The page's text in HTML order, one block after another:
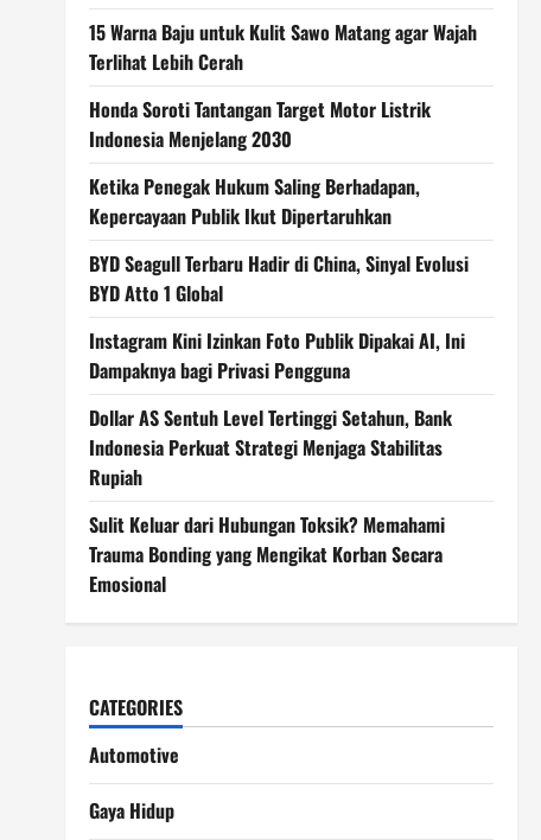
15 Warna Baju untuk Kulit Sawo Matang agar Wajah
Terlihat Lebih Cerah
Honda Soroti Tantangan Target Motor Listrik
Indonesia Menjelang 2030
Ketika Penegak Hukum Saling Berhadapan,
Kepercayaan Publik Ikut Dipertaruhkan
BYD Seagull Terbaru Hadir di China, Sinyal Evolusi
BYD Atto 1 Global
Instagram Kini Izinkan Foto Publik Dipakai AI, Ini
Dampaknya bagi Privasi Pengguna
Dollar AS Sentuh Level Tertinggi Setahun, Bank
Indonesia Perkuat Strategi Menjaga Stabilitas
Rupiah
Sulit Keluar dari Hubungan Toksik? Memahami
Trauma Bonding yang Mengikat Korban Secara
Emosional
CATEGORIES
Automotive
Gaya Hidup